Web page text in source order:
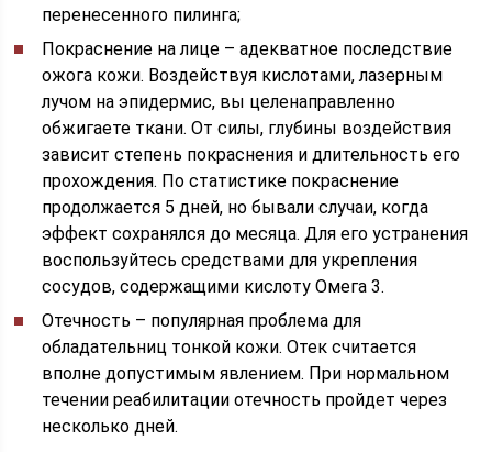
перенесенного пилинга;
Покраснение на лице – адекватное последствие
ожога кожи. Воздействуя кислотами, лазерным
лучом на эпидермис, вы целенаправленно
обжигаете ткани. От силы, глубины воздействия
зависит степень покраснения и длительность его
прохождения. По статистике покраснение
продолжается 5 дней, но бывали случаи, когда
эффект сохранялся до месяца. Для его устранения
воспользуйтесь средствами для укрепления
сосудов, содержащими кислоту Омега 3.
Отечность – популярная проблема для
обладательниц тонкой кожи. Отек считается
вполне допустимым явлением. При нормальном
течении реабилитации отечность пройдет через
несколько дней.